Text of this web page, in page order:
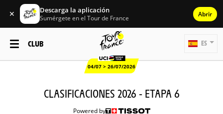
✕ Descarga la aplicación
Sumérgete en el Tour de France Abrir
CLUB
04/07 > 26/07/2026
ES
CLASIFICACIONES 2026 - ETAPA 6
Powered by